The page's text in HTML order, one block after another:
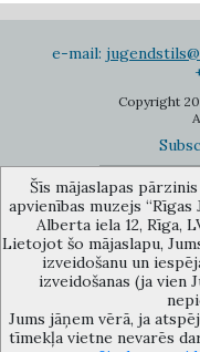
e-mail:
Copyright
The Anti-Bureaucracy
67012031, e-mail:
the Municipality of
confidentiality to a
interest or other corrupt
Šīs mājaslapas
apvienības muzejs
Alberta iela 12, Rīga,
Lietojot šo mājaslapu,
izveidošanu un
izveidošanas (ja vien
Jums jāņem vērā, ja
tīmekļa vietne nevarēs